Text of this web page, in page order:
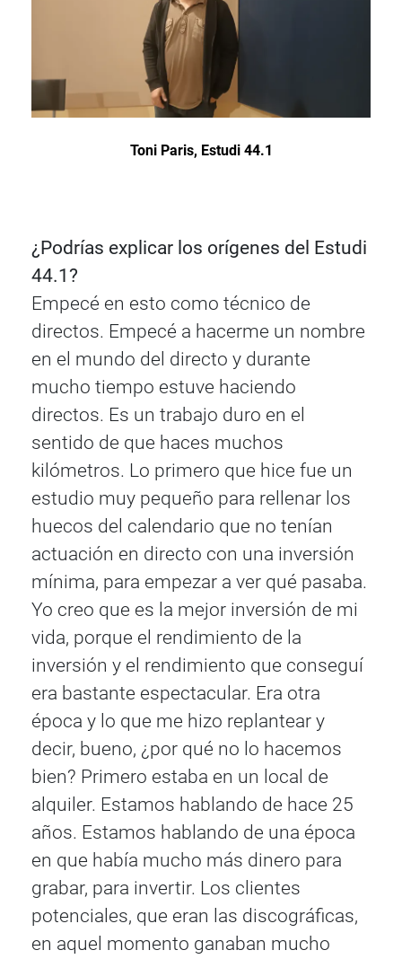
Toni Paris, Estudi 44.1
¿Podrías explicar los orígenes del Estudi
44.1?
Empecé en esto como técnico de
directos. Empecé a hacerme un nombre
en el mundo del directo y durante
mucho tiempo estuve haciendo
directos. Es un trabajo duro en el
sentido de que haces muchos
kilómetros. Lo primero que hice fue un
estudio muy pequeño para rellenar los
huecos del calendario que no tenían
actuación en directo con una inversión
mínima, para empezar a ver qué pasaba.
Yo creo que es la mejor inversión de mi
vida, porque el rendimiento de la
inversión y el rendimiento que conseguí
era bastante espectacular. Era otra
época y lo que me hizo replantear y
decir, bueno, ¿por qué no lo hacemos
bien? Primero estaba en un local de
alquiler. Estamos hablando de hace 25
años. Estamos hablando de una época
en que había mucho más dinero para
grabar, para invertir. Los clientes
potenciales, que eran las discográficas,
en aquel momento ganaban mucho